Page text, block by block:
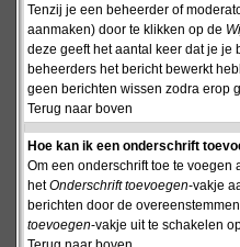
Tenzij je een beheerder of
aanmaken) door te klikken op de
deze geeft het aantal keer dat je je
beheerders het bericht bewerkt
geen berichten wissen zodra erop
Terug naar boven
Hoe kan ik een onderschrift
Om een onderschrift toe te
hetOnderschrift toevoegen-vakje
berichten door de
toevoegen-vakje uit te schakelen